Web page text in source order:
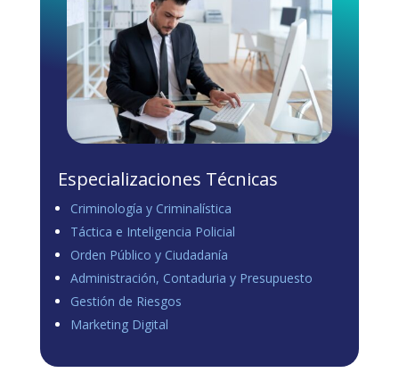
Especializaciones Técnicas
Criminología y Criminalística
Táctica e Inteligencia Policial
Orden Público y Ciudadanía
Administración, Contaduria y Presupuesto
Gestión de Riesgos
Marketing Digital